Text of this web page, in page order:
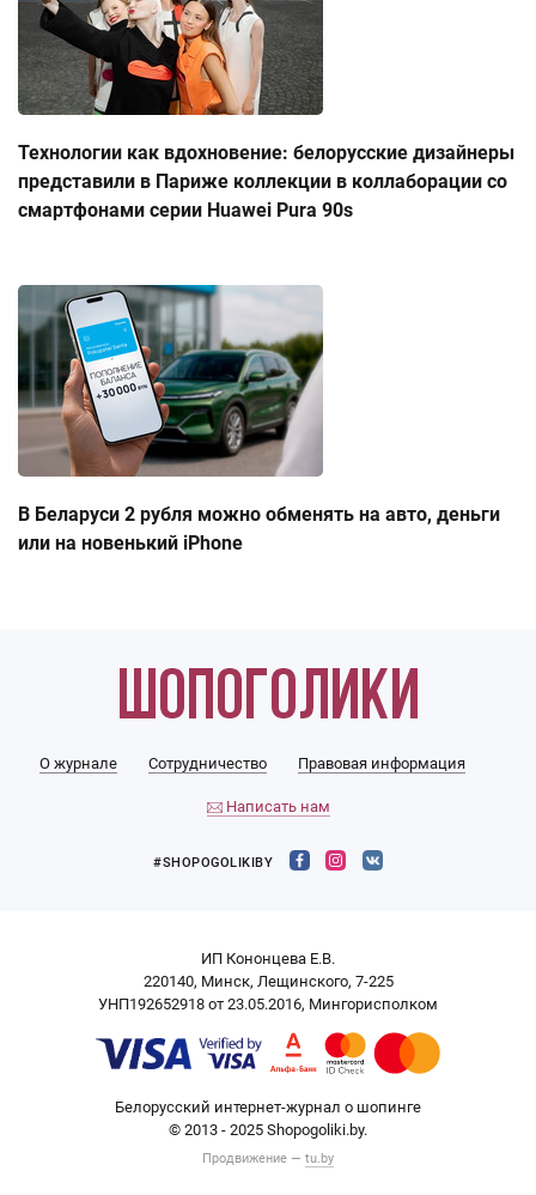
Технологии как вдохновение: белорусские дизайнеры
представили в Париже коллекции в коллаборации со
смартфонами серии Huawei Pura 90s
В Беларуси 2 рубля можно обменять на авто, деньги
или на новенький iPhone
О журнале Сотрудничество Правовая информация
Написать нам
#SHOPOGOLIKIBY
ИП Кононцева Е.В.
220140, Минск, Лещинского, 7-225
УНП192652918 от 23.05.2016, Мингорисполком
Белорусский интернет-журнал о шопинге
© 2013 - 2025 Shopogoliki.by.
Продвижение — tu.by